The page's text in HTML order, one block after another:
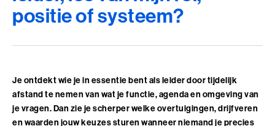
Thema's
Leiderschap
Persoonlijke ontwikkeling
Young Talent
Teams
Stevige basis voor leiderschap
Personal Coaching
Keuzes maken: Reflact-now
Missie en visie
Positieve impact
Leerfilosofie
Adviesgesprek Incompany
Pers of samenwerkingen
positie of systeem?
Je ontdekt wie je in essentie bent als leider door tijdelijk
afstand te nemen van wat je functie, agenda en omgeving van
je vragen. Dan zie je scherper welke overtuigingen, drijfveren
en waarden jouw keuzes sturen wanneer niemand je precies